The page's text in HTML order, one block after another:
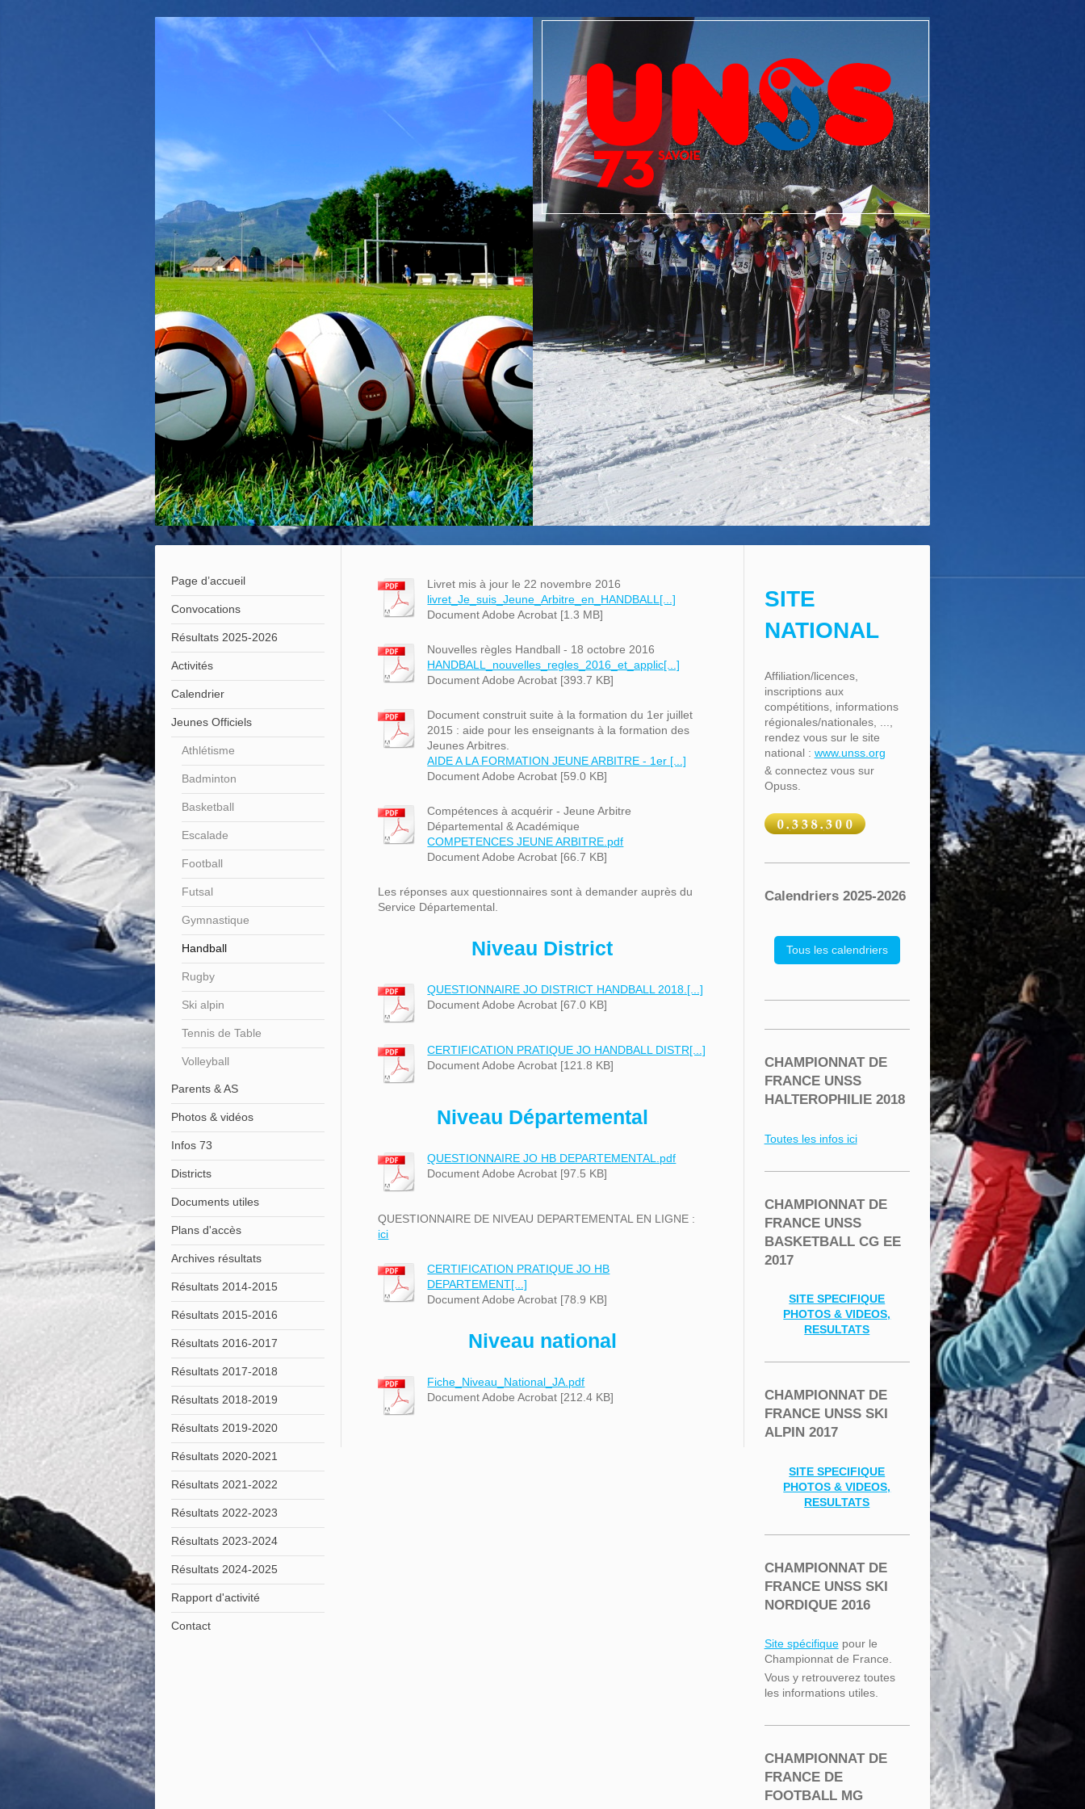
Page d’accueil
Convocations
Résultats 2025-2026
Activités
Calendrier
Jeunes Officiels
Athlétisme
Badminton
Basketball
Escalade
Football
Futsal
Gymnastique
Handball
Rugby
Ski alpin
Tennis de Table
Volleyball
Parents & AS
Photos & vidéos
Infos 73
Districts
Documents utiles
Plans d'accès
Archives résultats
Résultats 2014-2015
Résultats 2015-2016
Résultats 2016-2017
Résultats 2017-2018
Résultats 2018-2019
Résultats 2019-2020
Résultats 2020-2021
Résultats 2021-2022
Résultats 2022-2023
Résultats 2023-2024
Résultats 2024-2025
Rapport d'activité
Contact
Livret mis à jour le 22 novembre 2016
livret_Je_suis_Jeune_Arbitre_en_HANDBALL[...]
Document Adobe Acrobat [1.3 MB]
Nouvelles règles Handball - 18 octobre 2016
HANDBALL_nouvelles_regles_2016_et_applic[...]
Document Adobe Acrobat [393.7 KB]
Document construit suite à la formation du 1er juillet
2015 : aide pour les enseignants à la formation des
Jeunes Arbitres.
AIDE A LA FORMATION JEUNE ARBITRE - 1er [...]
Document Adobe Acrobat [59.0 KB]
Compétences à acquérir - Jeune Arbitre
Départemental & Académique
COMPETENCES JEUNE ARBITRE.pdf
Document Adobe Acrobat [66.7 KB]
Les réponses aux questionnaires sont à demander auprès du
Service Départemental.
Niveau District
QUESTIONNAIRE JO DISTRICT HANDBALL 2018.[...]
Document Adobe Acrobat [67.0 KB]
CERTIFICATION PRATIQUE JO HANDBALL DISTR[...]
Document Adobe Acrobat [121.8 KB]
Niveau Départemental
QUESTIONNAIRE JO HB DEPARTEMENTAL.pdf
Document Adobe Acrobat [97.5 KB]
QUESTIONNAIRE DE NIVEAU DEPARTEMENTAL EN LIGNE :
ici
CERTIFICATION PRATIQUE JO HB
DEPARTEMENT[...]
Document Adobe Acrobat [78.9 KB]
Niveau national
Fiche_Niveau_National_JA.pdf
Document Adobe Acrobat [212.4 KB]
SITE
NATIONAL
Affiliation/licences,
inscriptions aux
compétitions, informations
régionales/nationales, ...,
rendez vous sur le site
national : www.unss.org
& connectez vous sur
Opuss.
Calendriers 2025-2026
Tous les calendriers
CHAMPIONNAT DE
FRANCE UNSS
HALTEROPHILIE 2018
Toutes les infos ici
CHAMPIONNAT DE
FRANCE UNSS
BASKETBALL CG EE
2017
SITE SPECIFIQUE
PHOTOS & VIDEOS,
RESULTATS
CHAMPIONNAT DE
FRANCE UNSS SKI
ALPIN 2017
SITE SPECIFIQUE
PHOTOS & VIDEOS,
RESULTATS
CHAMPIONNAT DE
FRANCE UNSS SKI
NORDIQUE 2016
Site spécifiquepour le
Championnat de France.
Vous y retrouverez toutes
les informations utiles.
CHAMPIONNAT DE
FRANCE DE
FOOTBALL MG